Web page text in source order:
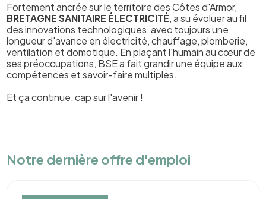
Fortement ancrée sur le territoire des Côtes d'Armor,
BRETAGNE SANITAIRE ÉLECTRICITÉ, a su évoluer au fil
des innovations technologiques, avec toujours une
longueur d'avance en électricité, chauffage, plomberie,
ventilation et domotique. En plaçant l'humain au cœur de
ses préoccupations, BSE a fait grandir une équipe aux
compétences et savoir-faire multiples.
Et ça continue, cap sur l'avenir !
Notre dernière offre d'emploi